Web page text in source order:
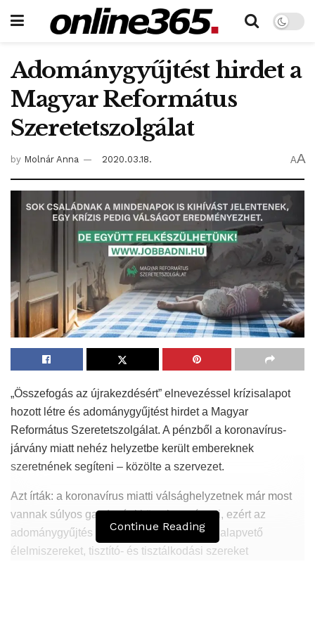
Adománygyűjtést hirdet a
Magyar Református
Szeretetszolgálat
by Molnár Anna 2020.03.18. AA
„Összefogás az újrakezdésért” elnevezéssel krízisalapot
hozott létre és adománygyűjtést hirdet a Magyar
Református Szeretetszolgálat. A pénzből a koronavírus-
járvány miatt nehéz helyzetbe került embereknek
szeretnének segíteni – közölte a szervezet.
Azt írták: a koronavírus miatti válsághelyzetnek már most
vannak súlyos gazdasági következményei, ezért az
adománygyűjtés során befolyó összegből alapvető
élelmiszereket, tisztító- és tisztálkodási szereket
Continue Reading